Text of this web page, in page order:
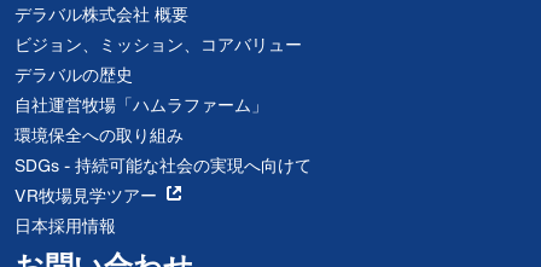
デラバル株式会社 概要
ビジョン、ミッション、コアバリュー
デラバルの歴史
自社運営牧場「ハムラファーム」
環境保全への取り組み
SDGs - 持続可能な社会の実現へ向けて
VR牧場見学ツアー
日本採用情報